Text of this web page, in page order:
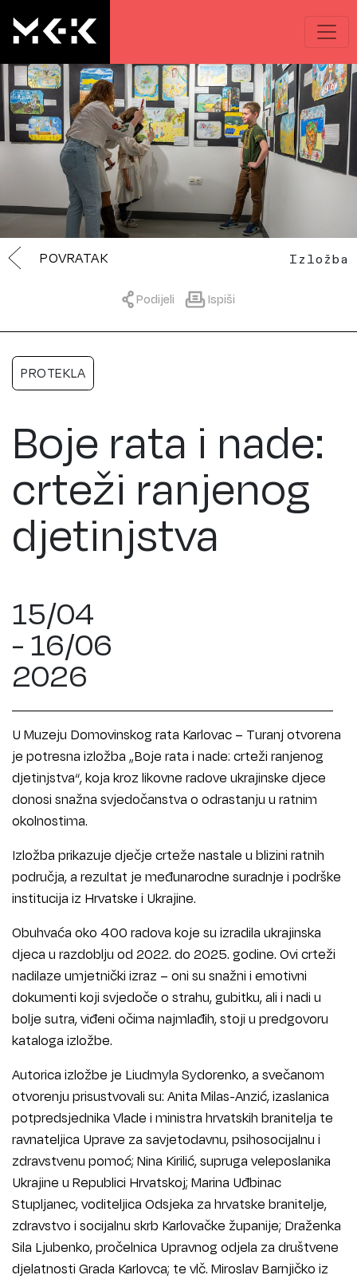
POVRATAK Izložba
Podijeli Ispiši
PROTEKLA
Boje rata i nade:
crteži ranjenog
djetinjstva
15/04
- 16/06
2026
U Muzeju Domovinskog rata Karlovac – Turanj otvorena
je potresna izložba „Boje rata i nade: crteži ranjenog
djetinjstva“, koja kroz likovne radove ukrajinske djece
donosi snažna svjedočanstva o odrastanju u ratnim
okolnostima.
Izložba prikazuje dječje crteže nastale u blizini ratnih
područja, a rezultat je međunarodne suradnje i podrške
institucija iz Hrvatske i Ukrajine.
Obuhvaća oko 400 radova koje su izradila ukrajinska
djeca u razdoblju od 2022. do 2025. godine. Ovi crteži
nadilaze umjetnički izraz – oni su snažni i emotivni
dokumenti koji svjedoče o strahu, gubitku, ali i nadi u
bolje sutra, viđeni očima najmlađih, stoji u predgovoru
kataloga izložbe.
Autorica izložbe je Liudmyla Sydorenko, a svečanom
otvorenju prisustvovali su: Anita Milas-Anzić, izaslanica
potpredsjednika Vlade i ministra hrvatskih branitelja te
ravnateljica Uprave za savjetodavnu, psihosocijalnu i
zdravstvenu pomoć; Nina Kirilić, supruga veleposlanika
Ukrajine u Republici Hrvatskoj; Marina Uđbinac
Stupljanec, voditeljica Odsjeka za hrvatske branitelje,
zdravstvo i socijalnu skrb Karlovačke županije; Draženka
Sila Ljubenko, pročelnica Upravnog odjela za društvene
djelatnosti Grada Karlovca; te vlč. Miroslav Barnjičko iz